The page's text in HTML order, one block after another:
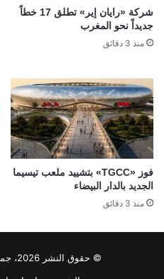
شركة «رايان إير» تطلق 17 خطاً
جديداً نحو المغرب
منذ 3 دقائق
فوز «TGCC» بتشييد ملعب تيسيما
الجديد بالدار البيضاء
منذ 3 دقائق
© حقوق النشر 2026، جميع الحقوق محفوظة |